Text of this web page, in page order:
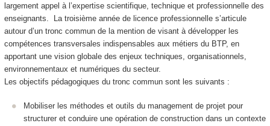
largement appel à l’expertise scientifique, technique et professionnelle des
enseignants. La troisième année de licence professionnelle s’articule
autour d’un tronc commun de la mention de visant à développer les
compétences transversales indispensables aux métiers du BTP, en
apportant une vision globale des enjeux techniques, organisationnels,
environnementaux et numériques du secteur.
Les objectifs pédagogiques du tronc commun sont les suivants :
Mobiliser les méthodes et outils du management de projet pour
structurer et conduire une opération de construction dans un contexte